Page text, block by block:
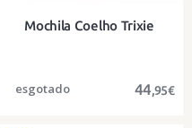
Mochila Coelho Trixie
44,95€